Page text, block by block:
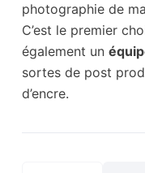
photographie de
C’est le premier
également un
sortes de post
d’encre.